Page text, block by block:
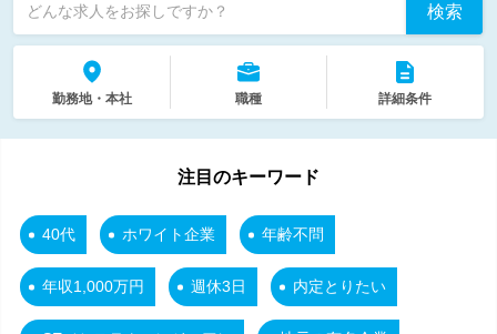
どんな求人をお探しですか？ 検索
勤務地・本社 職種 詳細条件
注目のキーワード
40代 ホワイト企業 年齢不問
年収1,000万円 週休3日 内定とりたい